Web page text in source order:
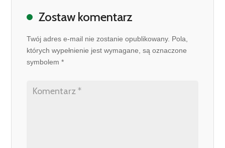
Zostaw komentarz
Twój adres e-mail nie zostanie opublikowany. Pola,
których wypełnienie jest wymagane, są oznaczone
symbolem *